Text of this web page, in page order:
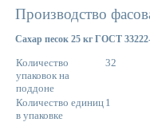
Производство
Сахар песок 25 кг ГОСТ
Количество
упаковок на
поддоне
32
Количество единиц
в упаковке
1